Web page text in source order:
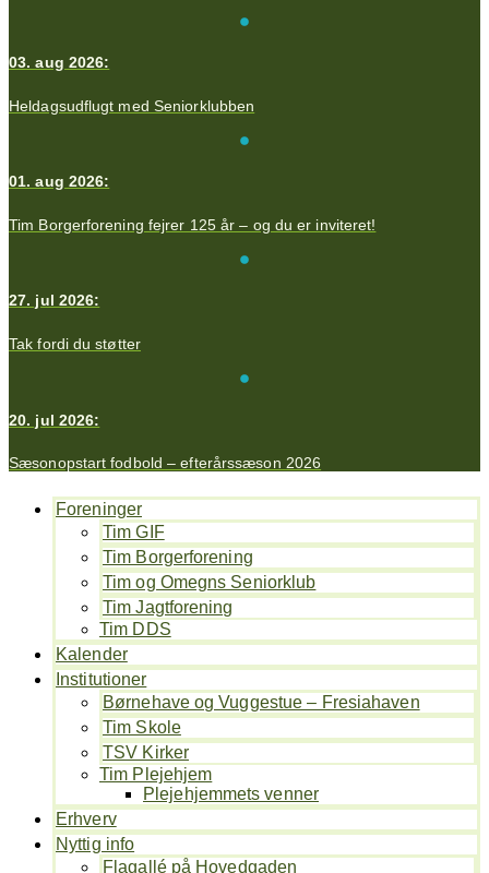
03. aug 2026:
Heldagsudflugt med Seniorklubben
01. aug 2026:
Tim Borgerforening fejrer 125 år – og du er inviteret!
27. jul 2026:
Tak fordi du støtter
20. jul 2026:
Sæsonopstart fodbold – efterårssæson 2026
Foreninger
Tim GIF
Tim Borgerforening
Tim og Omegns Seniorklub
Tim Jagtforening
Tim DDS
Kalender
Institutioner
Børnehave og Vuggestue – Fresiahaven
Tim Skole
TSV Kirker
Tim Plejehjem
Plejehjemmets venner
Erhverv
Nyttig info
Flagallé på Hovedgaden